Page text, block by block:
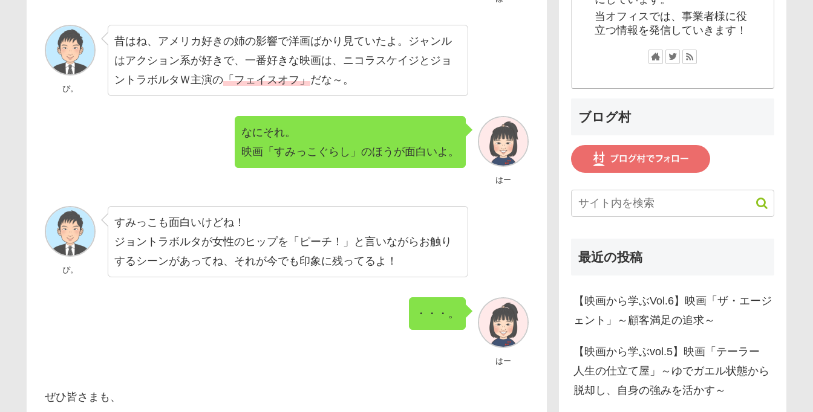
ぴ。
昔はね、アメリカ好きの姉の影響で洋画ばかり見ていたよ。ジャンル
はアクション系が好きで、一番好きな映画は、ニコラスケイジとジョ
ントラボルタＷ主演の「フェイスオフ」だな～。
はー
なにそれ。
映画「すみっこぐらし」のほうが面白いよ。
ぴ。
すみっこも面白いけどね！
ジョントラボルタが女性のヒップを「ピーチ！」と言いながらお触り
するシーンがあってね、それが今でも印象に残ってるよ！
はー
・・・。
ぜひ皆さまも、
当オフィスでは、事業者様に役
立つ情報を発信していきます！
ブログ村
最近の投稿
【映画から学ぶVol.6】映画「ザ・エージ
ェント」～顧客満足の追求～
【映画から学ぶvol.5】映画「テーラー
人生の仕立て屋」～ゆでガエル状態から
脱却し、自身の強みを活かす～